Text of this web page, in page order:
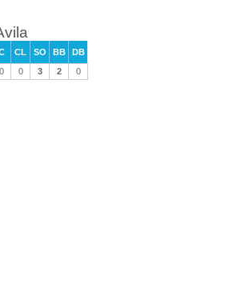
CL SO BB
DB
0 0 3 2 0